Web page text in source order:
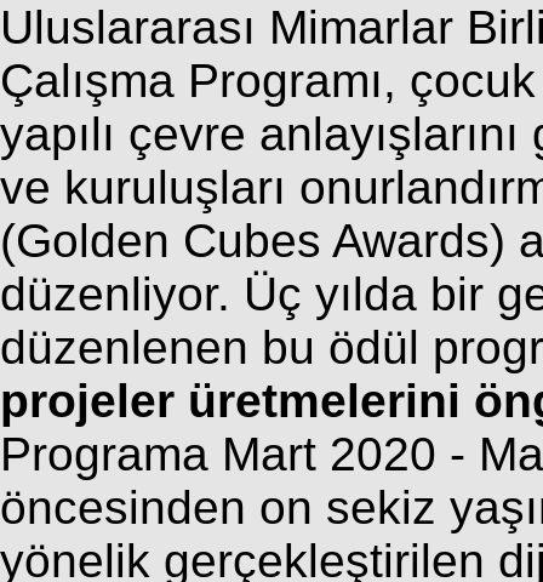
Uluslararası Mimarlar
Çalışma Programı,
yapılı çevre
ve kuruluşları
(Golden Cubes Awards)
düzenliyor. Üç yılda bir
düzenlenen bu ödül
projeler üretmelerini
Programa Mart 2020 -
öncesinden on sekiz
yönelik gerçekleştirilen